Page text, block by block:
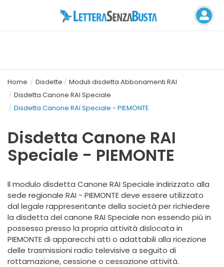
Home Disdette
Moduli disdetta Abbonamenti RAI
Disdetta Canone RAI Speciale
Disdetta Canone RAI Speciale - PIEMONTE
Disdetta Canone RAI
Speciale - PIEMONTE
Il modulo disdetta Canone RAI Speciale indirizzato alla
sede regionale RAI - PIEMONTE deve essere utilizzato
dal legale rappresentante della società per richiedere
la disdetta del canone RAI Speciale non essendo più in
possesso presso la propria attività dislocata in
PIEMONTE di apparecchi atti o adattabili alla ricezione
delle trasmissioni radio televisive a seguito di
rottamazione, cessione o cessazione attività.